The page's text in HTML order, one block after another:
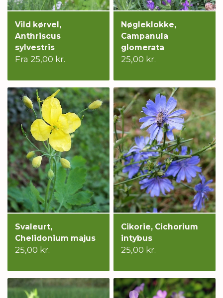
Vild kørvel,
Anthriscus
sylvestris
Fra 25,00 kr.
Nøgleklokke,
Campanula
glomerata
25,00 kr.
Svaleurt,
Chelidonium majus
25,00 kr.
Cikorie, Cichorium
intybus
25,00 kr.